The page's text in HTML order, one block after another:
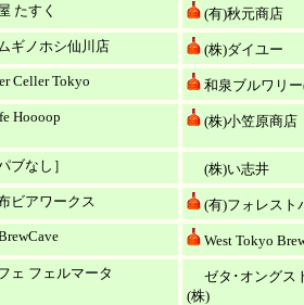
たすく
(有)秋元商店
ギノホシ仙川店
(株)ダイユー
Celler Tokyo
和泉ブルワリ
Hoooop (株)小笠原商店
ブなし］
(株)い志井
ビアワークス
(有)フォレスト
West Tokyo
ェ フェルマータ
ゼタ･オングス
(株)